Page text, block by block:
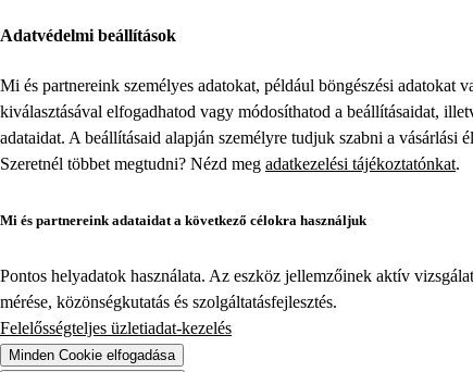
Adatvédelmi beállítások
Mi és partnereink személyes adatokat, például böngészési adatokat
kiválasztásával elfogadhatod vagy módosíthatod a beállításaidat,
adataidat. A beállításaid alapján személyre tudjuk szabni a vásárlási
Szeretnél többet megtudni? Nézd meg adatkezelési tájékoztatónkat.
Mi és partnereink adataidat a következő célokra használjuk
Pontos helyadatok használata. Az eszköz jellemzőinek aktív
mérése, közönségkutatás és szolgáltatásfejlesztés.
Felelősségteljes üzletiadat-kezelés
Minden Cookie elfogadása